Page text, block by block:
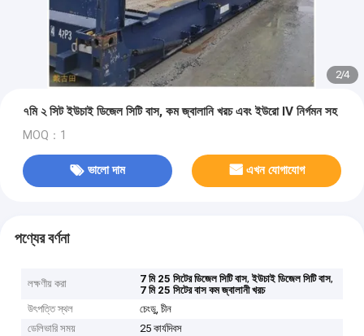
2/4
৭মি ২ সিট ইউচাই ডিজেল সিটি বাস, কম জ্বালানি খরচ এবং ইউরো IV নির্গমন সহ
MOQ：1
ভালো দাম এখন যোগাযোগ
পণ্যের বর্ণনা
লক্ষণীয় করা 7 মি 25 সিটের ডিজেল সিটি বাস,ইউচাই ডিজেল সিটি বাস,
7 মি 25 সিটের বাস কম জ্বালানী খরচ
উৎপত্তি স্থল
চেংডু, চীন
ডেলিভারি সময়
25 কার্যদিবস